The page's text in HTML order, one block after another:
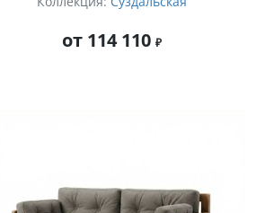
от 114 110